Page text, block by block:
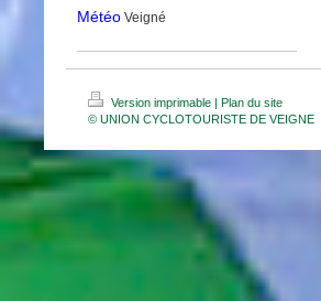
Météo Veigné
Version imprimable | Plan du site
© UNION CYCLOTOURISTE DE VEIGNE